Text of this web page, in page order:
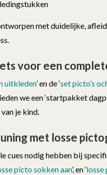
met duidelijke,
voor een
uitkleden’ en de ‘set picto’s
we een ‘startpakket
je kind.
met losse
cues nodig hebben bij
picto sokken aan’, en ‘losse